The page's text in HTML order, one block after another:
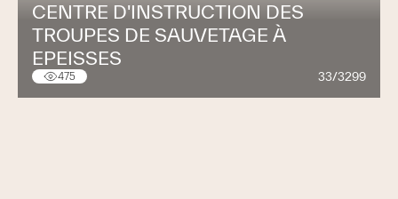
CENTRE D'INSTRUCTION DES
TROUPES DE SAUVETAGE À
EPEISSES
475 33/3299